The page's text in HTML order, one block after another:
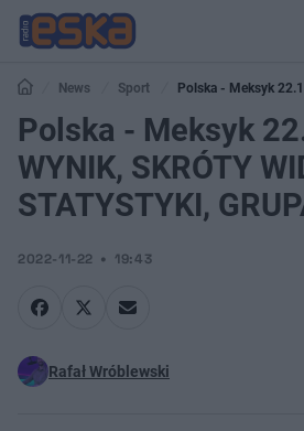
News Sport
Polska - Meksyk
WIDEO, STATYSTYKI, GRUPA, BRAMKI
Polska - Meksyk
WYNIK, SKRÓTY
STATYSTYKI,
2022-11-22 19:43
Rafał Wróblewski